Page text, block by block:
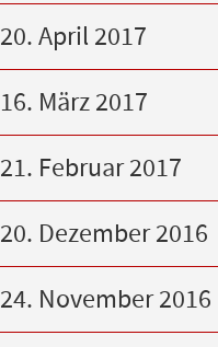
20. April 2017
16. März 2017
21. Februar 2017
20. Dezember 2016
24. November 2016